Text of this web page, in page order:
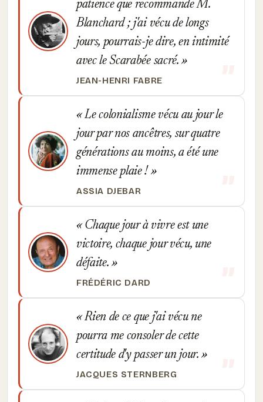
patience que recommande M.
Blanchard ; j'ai vécu de longs
jours, pourrais-je dire, en intimité
avec le Scarabée sacré.
JEAN-HENRI FABRE
Le colonialisme vécu au jour le
jour par nos ancêtres, sur quatre
générations au moins, a été une
immense plaie !
ASSIA DJEBAR
Chaque jour à vivre est une
victoire, chaque jour vécu, une
défaite.
FRÉDÉRIC DARD
Rien de ce que j'ai vécu ne
pourra me consoler de cette
certitude d'y passer un jour.
JACQUES STERNBERG